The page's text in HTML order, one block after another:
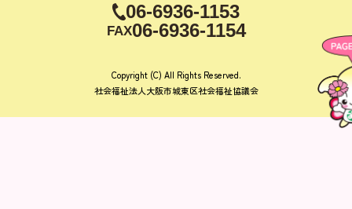
06-6936-1153
FAX06-6936-1154
Copyright (C) All Rights Reserved.
社会福祉法人大阪市城東区社会福祉協議会